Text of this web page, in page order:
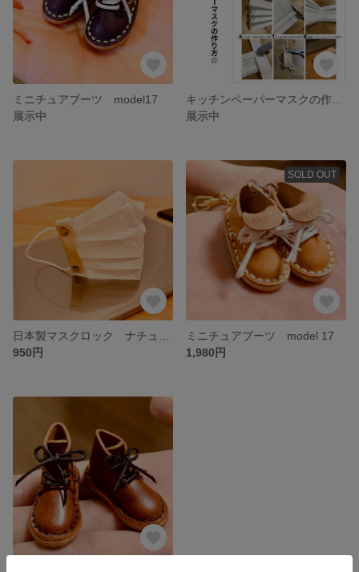
ミニチュアブーツ model17
展示中
展示中
950円
SOLD OUT
ミニチュアブーツ model 17
1,980円